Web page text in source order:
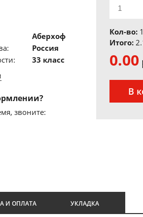
Аберхоф
Россия
33 класс
звоните:
Кол-во:
Итого:
0.00
В
И ОПЛАТА УКЛАДКА